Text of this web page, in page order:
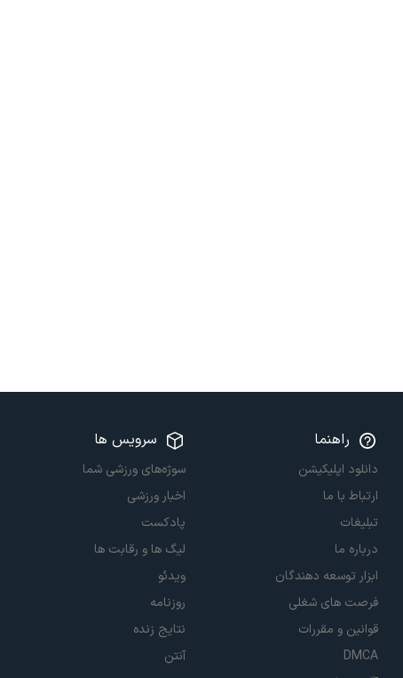
راهنما
دانلود اپلیکیشن
ارتباط با ما
تبلیغات
درباره ما
ابزار توسعه دهندگان
فرصت های شغلی
قوانین و مقررات
DMCA
سرویس ها
سوژه‌های ورزشی شما
اخبار ورزشی
پادکست
لیگ ها و رقابت ها
ویدئو
روزنامه
نتایج زنده
آنتن